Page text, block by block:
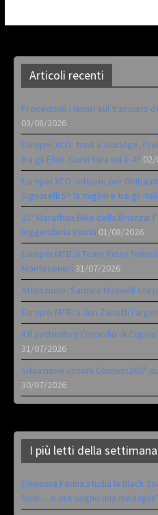
Articoli recenti
Procedono i lavori sul tracciato
03/08/2026
Europei XCO: titoli a Aldridge,
tra gli Elite. Corvi fora ed è 4^
Europei XCO: vittorie per
Signorelli 5^ la migliore tra gli
35ª Marathon Bike della Brianza:
leggendaria storia 01/08/2026
Europei MTB: il Team Relay
Monteceneri 31/07/2026
Attenzione: Samara Maxwell sta
Europei MTB: a Juri Zanotti
Il 6 settembre l’esordio di
31/07/2026
Situazione circuiti Contest360°
30/07/2026
I più letti della settimana
Eleonora Farina studia la Black
Sole… e ora sogno una